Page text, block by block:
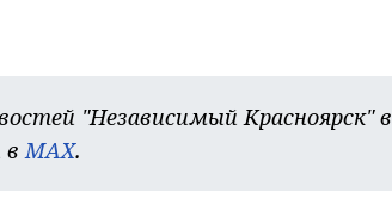
"Независимый Красноярск" в
вMAX.